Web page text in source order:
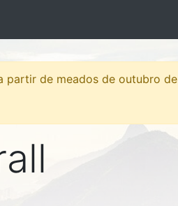
partir de meados de outubro de